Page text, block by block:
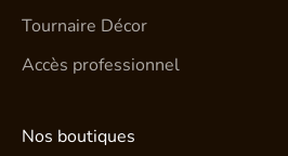
Tournaire Décor
Accès professionnel
Nos boutiques